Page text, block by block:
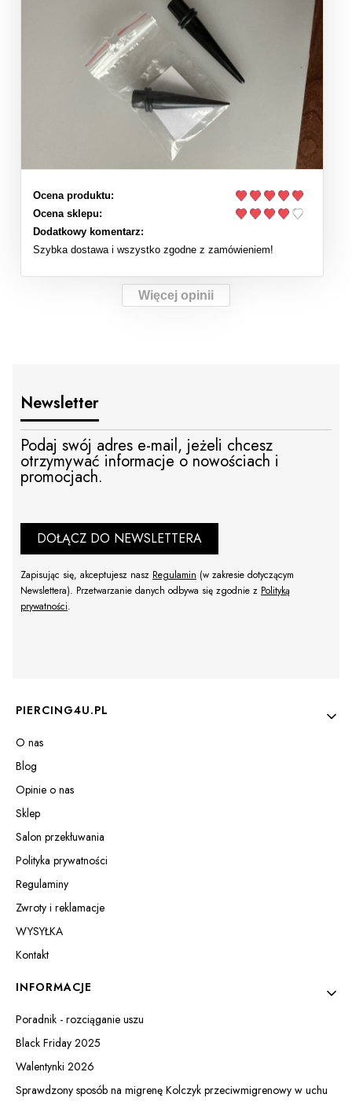
Ocena produktu:
Ocena sklepu:
Dodatkowy komentarz:
Szybka dostawa i wszystko zgodne z zamówieniem!
Więcej opinii
Newsletter
Podaj swój adres e-mail, jeżeli chcesz
otrzymywać informacje o nowościach i
promocjach.
DOŁĄCZ DO NEWSLETTERA
Zapisując się, akceptujesz nasz Regulamin (w zakresie dotyczącym
Newslettera). Przetwarzanie danych odbywa się zgodnie z Polityką
prywatności.
Linki w stopce
PIERCING4U.PL
O nas
Blog
Opinie o nas
Sklep
Salon przekłuwania
Polityka prywatności
Regulaminy
Zwroty i reklamacje
WYSYŁKA
Kontakt
INFORMACJE
Poradnik - rozciąganie uszu
Black Friday 2025
Walentynki 2026
Sprawdzony sposób na migrenę Kolczyk przeciwmigrenowy w uchu